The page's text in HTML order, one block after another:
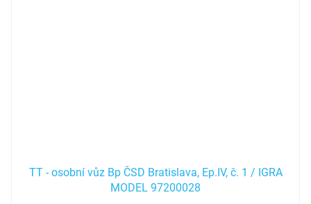
TT - osobní vůz Bp ČSD Bratislava, Ep.IV, č. 1 / IGRA
MODEL 97200028